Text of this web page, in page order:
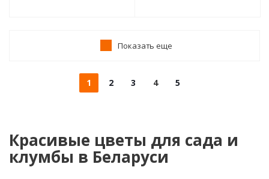
Показать еще
1 2 3 4 5
Красивые цветы для сада и
клумбы в Беларуси